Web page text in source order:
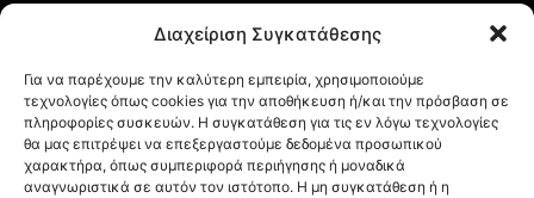
Διαχείριση Συγκατάθεσης
Για να παρέχουμε την καλύτερη εμπειρία, χρησιμοποιούμε
τεχνολογίες όπως cookies για την αποθήκευση ή/και την πρόσβαση σε
πληροφορίες συσκευών. Η συγκατάθεση για τις εν λόγω τεχνολογίες
θα μας επιτρέψει να επεξεργαστούμε δεδομένα προσωπικού
χαρακτήρα, όπως συμπεριφορά περιήγησης ή μοναδικά
αναγνωριστικά σε αυτόν τον ιστότοπο. Η μη συγκατάθεση ή η
Πολιτική Απορρήτου